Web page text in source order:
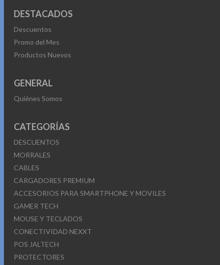
DESTACADOS
Descuentos
Promo del Mes
Productos Nuevos
GENERAL
Quiénes Somos
CATEGORÍAS
DESCUENTOS
MORRALES
CABLES
CARGADORES PREMIUM
ACCESORIOS PARA SMARTPHONE Y MOVILES
GAMER TECH
MOUSE Y TECLADOS
CONECTIVIDAD NEXXT
POS JALTECH
PROTECTORES